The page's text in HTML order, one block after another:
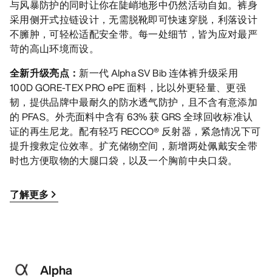
与风暴防护的同时让你在陡峭地形中仍然活动自如。裤身
采用侧开式拉链设计，无需脱靴即可快速穿脱，利落设计
不臃肿，可轻松适配安全带。每一处细节，皆为应对最严
苛的高山环境而设。
全新升级亮点：新一代 Alpha SV Bib 连体裤升级采用
100D GORE-TEX PRO ePE 面料，比以外更轻量、更强
韧，提供品牌中最耐久的防水透气防护，且不含有意添加
的 PFAS。外壳面料中含有 63% 获 GRS 全球回收标准认
证的再生尼龙。配有轻巧 RECCO® 反射器，紧急情况下可
提升搜救定位效率。扩充储物空间，新增两处佩戴安全带
时也方便取物的大腿口袋，以及一个胸前中央口袋。
了解更多
Alpha